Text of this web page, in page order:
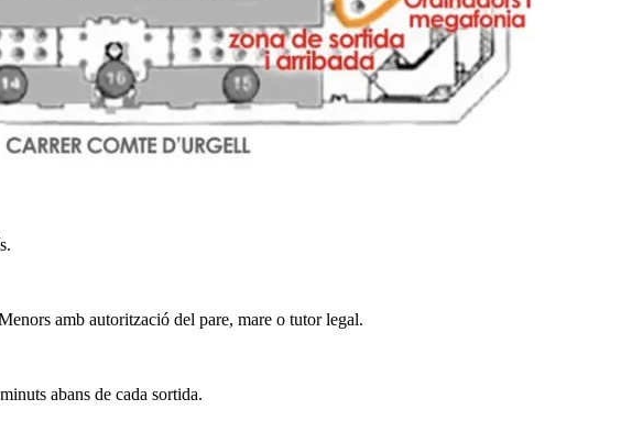
amb autorització del pare, mare o tutor legal.
abans de cada sortida.